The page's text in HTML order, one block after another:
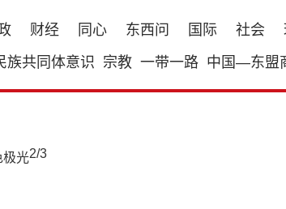
财经 同心 东西问 国际 社会
族共同体意识 宗教 一带一路 中国—东盟
2/3